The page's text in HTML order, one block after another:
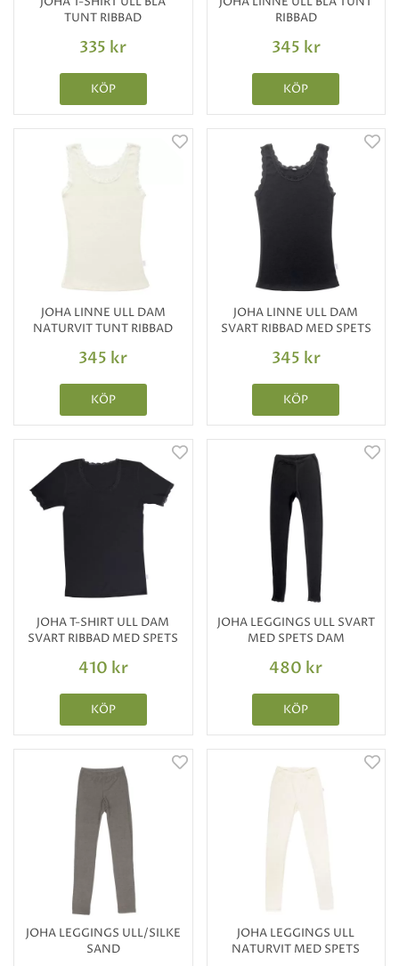
TUNT RIBBAD
335 kr
KÖP
RIBBAD
345 kr
KÖP
JOHA LINNE ULL DAM
NATURVIT TUNT RIBBAD
345 kr
KÖP
JOHA LINNE ULL DAM
SVART RIBBAD MED SPETS
345 kr
KÖP
JOHA T-SHIRT ULL DAM
SVART RIBBAD MED SPETS
410 kr
KÖP
JOHA LEGGINGS ULL SVART
MED SPETS DAM
480 kr
KÖP
JOHA LEGGINGS ULL/SILKE
SAND
JOHA LEGGINGS ULL
NATURVIT MED SPETS